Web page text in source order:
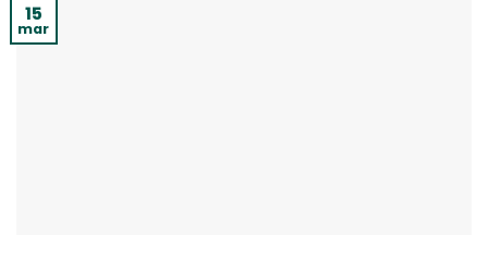
15
mar